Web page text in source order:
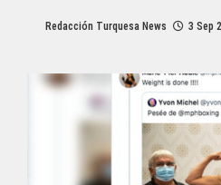
Redacción Turquesa News 3 Sep